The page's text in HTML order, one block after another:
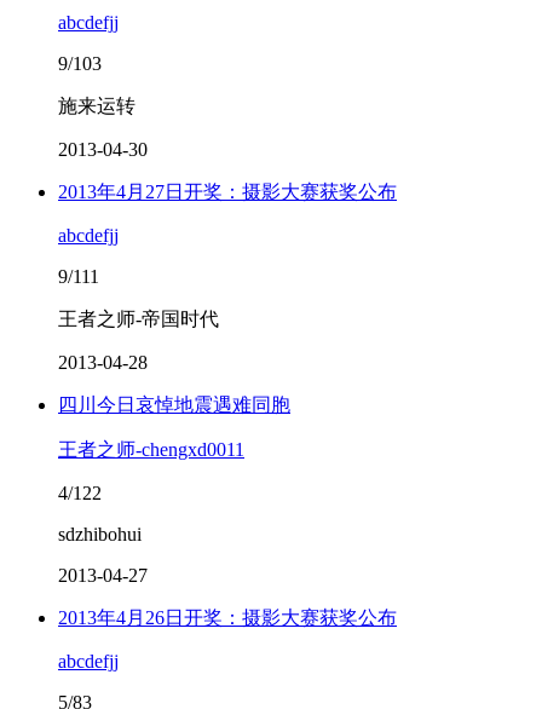
abcdefjj
9/103
施来运转
2013-04-30
2013年4月27日开奖：摄影大赛获奖公布
abcdefjj
9/111
王者之师-帝国时代
2013-04-28
四川今日哀悼地震遇难同胞
王者之师-chengxd0011
4/122
sdzhibohui
2013-04-27
2013年4月26日开奖：摄影大赛获奖公布
abcdefjj
5/83